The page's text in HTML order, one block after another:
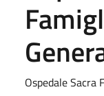
Ospedale Sacra